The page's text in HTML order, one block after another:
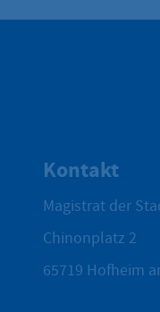
Kontakt
Magistrat der
Chinonplatz 2
65719 Hofheim